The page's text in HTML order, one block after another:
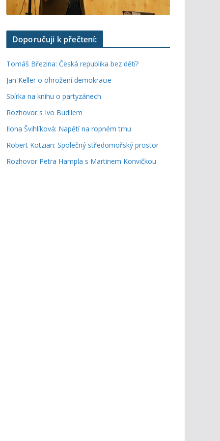
Doporučuji k přečtení:
Tomáš Březina: Česká republika bez dětí?
Jan Keller o ohrožení demokracie
Sbírka na knihu o partyzánech
Rozhovor s Ivo Budilem
Ilona Švihlíková: Napětí na ropném trhu
Robert Kotzian: Společný středomořský prostor
Rozhovor Petra Hampla s Martinem Konvičkou